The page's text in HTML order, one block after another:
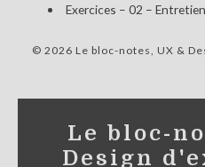
Exercices – 02 –
© 2026 Le bloc-notes, UX &
Le bloc-
Design